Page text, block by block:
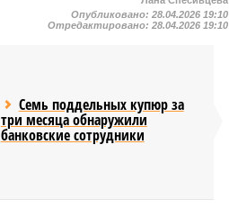
Опубликовано:28.04.2026 19:10
Отредактировано:28.04.2026 19:10
Семь поддельных купюр за
три месяца обнаружили
банковские сотрудники